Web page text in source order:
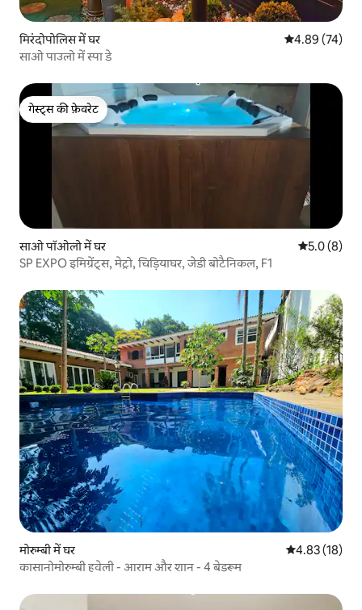
मिरंदोपोलिस में घर औसत रेटिंग 5 में
4.89 (74)
साओ पाउलो में स्पा डे
गेस्ट्स की फ़ेवरेट
गेस्ट्स की फ़ेवरेट
साओ पॉओलो में घर औसत रेटिंग 5
5.0 (8)
SP EXPO इमिग्रेंट्स, मेट्रो, चिड़ियाघर, जेडी बोटैनिकल, F1
मोरुम्बी में घर औसत रेटिंग 5 में
4.83 (18)
कासानोमोरुम्बी हवेली - आराम और शान - 4 बेडरूम